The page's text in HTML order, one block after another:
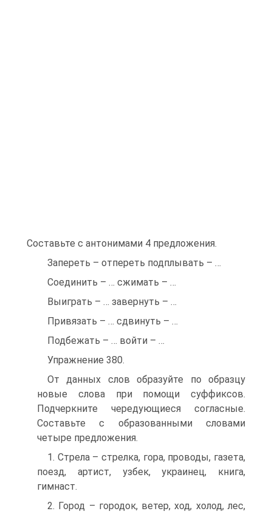
Составьте с антонимами 4 предложения.
Запереть – отпереть подплывать – …
Соединить – … сжимать – …
Выиграть – … завернуть – …
Привязать – … сдвинуть – …
Подбежать – … войти – …
Упражнение 380.
От данных слов образуйте по образцу
новые слова при помощи суффиксов.
Подчеркните чередующиеся согласные.
Составьте с образованными словами
четыре предложения.
1. Стрела – стрелка, гора, проводы, газета,
поезд, артист, узбек, украинец, книга,
гимнаст.
2. Город – городок, ветер, ход, холод, лес,